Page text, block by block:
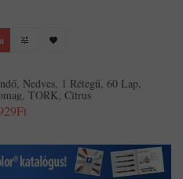
Nedves, 1 Rétegű, 60 Lap,
TORK, Citrus